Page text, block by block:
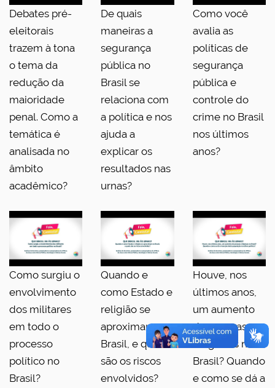
Debates pré-
eleitorais
trazem à tona
o tema da
redução da
maioridade
penal. Como a
temática é
analisada no
âmbito
acadêmico?
De quais
maneiras a
segurança
pública no
Brasil se
relaciona com
a política e nos
ajuda a
explicar os
resultados nas
urnas?
Como você
avalia as
políticas de
segurança
pública e
controle do
crime no Brasil
nos últimos
anos?
Como surgiu o
envolvimento
dos militares
em todo o
processo
político no
Brasil?
Quando e
como Estado e
religião se
aproximam no
Brasil, e quais
são os riscos
envolvidos?
Houve, nos
últimos anos,
um aumento
de pessoas
religiosas no
Brasil? Quando
e como se dá a